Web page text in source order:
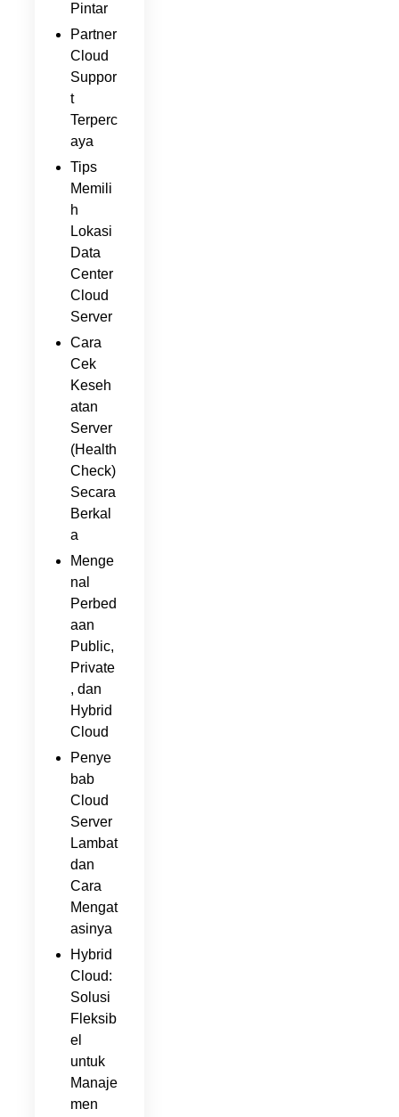
Pintar
Partner
Cloud
Suppor
t
Terperc
aya
Tips
Memili
h
Lokasi
Data
Center
Cloud
Server
Cara
Cek
Keseh
atan
Server
(Health
Check)
Secara
Berkal
a
Menge
nal
Perbed
aan
Public,
Private
, dan
Hybrid
Cloud
Penye
bab
Cloud
Server
Lambat
dan
Cara
Mengat
asinya
Hybrid
Cloud:
Solusi
Fleksib
el
untuk
Manaje
men